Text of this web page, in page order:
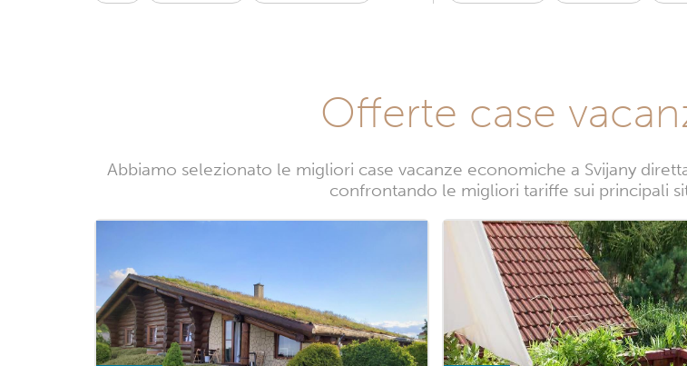
Offerte case
Abbiamo selezionato le migliori case vacanze economiche a Svijany
confrontando le migliori tariffe sui principali